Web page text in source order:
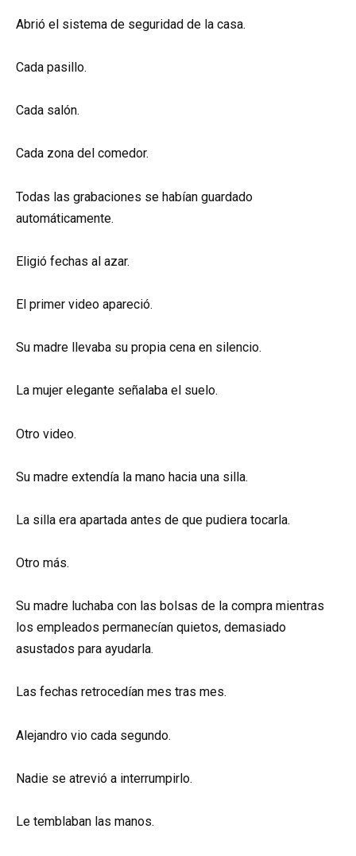
Abrió el sistema de seguridad de la casa.
Cada pasillo.
Cada salón.
Cada zona del comedor.
Todas las grabaciones se habían guardado
automáticamente.
Eligió fechas al azar.
El primer video apareció.
Su madre llevaba su propia cena en silencio.
La mujer elegante señalaba el suelo.
Otro video.
Su madre extendía la mano hacia una silla.
La silla era apartada antes de que pudiera tocarla.
Otro más.
Su madre luchaba con las bolsas de la compra mientras
los empleados permanecían quietos, demasiado
asustados para ayudarla.
Las fechas retrocedían mes tras mes.
Alejandro vio cada segundo.
Nadie se atrevió a interrumpirlo.
Le temblaban las manos.